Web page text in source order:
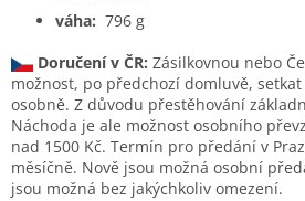
váha: 796 g
Doručení v ČR: Zásilkovnou nebo
možnost, po předchozí domluvě,
osobně. Z důvodu přestěhování
Náchoda je ale možnost osobního
nad 1500 Kč. Termín pro předání v
měsíčně. Nově jsou možná osobní
jsou možná bez jakýchkoliv omezení.